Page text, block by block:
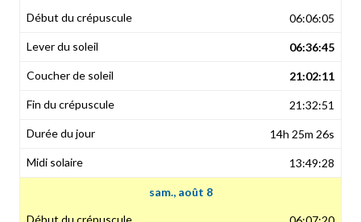
06:06:05
06:36:45
21:02:11
21:32:51
14h 25m 26s
13:49:28
sam., août 8